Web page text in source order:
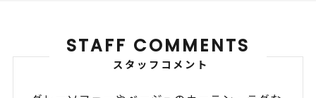
STAFF COMMENTS
スタッフコメント